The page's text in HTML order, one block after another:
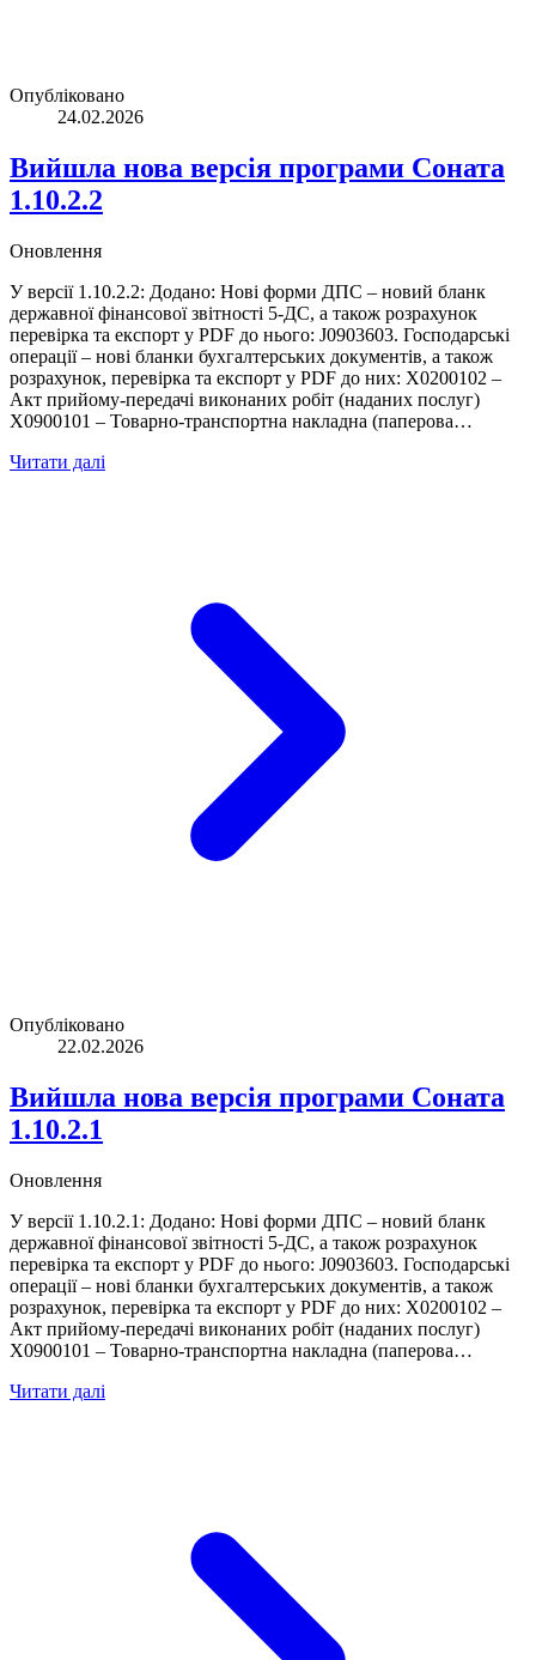
Опубліковано
24.02.2026
Вийшла нова версія програми Соната
1.10.2.2
Оновлення
У версії 1.10.2.2: Додано: Нові форми ДПС – новий бланк
державної фінансової звітності 5-ДС, а також розрахунок
перевірка та експорт у PDF до нього: J0903603. Господарські
операції – нові бланки бухгалтерських документів, а також
розрахунок, перевірка та експорт у PDF до них: X0200102 –
Акт прийому-передачі виконаних робіт (наданих послуг)
X0900101 – Товарно-транспортна накладна (паперова…
Читати далі
Опубліковано
22.02.2026
Вийшла нова версія програми Соната
1.10.2.1
Оновлення
У версії 1.10.2.1: Додано: Нові форми ДПС – новий бланк
державної фінансової звітності 5-ДС, а також розрахунок
перевірка та експорт у PDF до нього: J0903603. Господарські
операції – нові бланки бухгалтерських документів, а також
розрахунок, перевірка та експорт у PDF до них: X0200102 –
Акт прийому-передачі виконаних робіт (наданих послуг)
X0900101 – Товарно-транспортна накладна (паперова…
Читати далі